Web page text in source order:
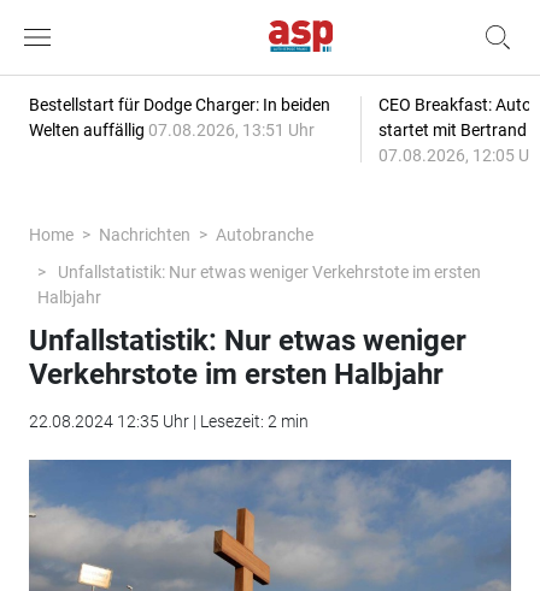
Bestellstart für Dodge Charger: In beiden
Welten auffällig 07.08.2026, 13:51 Uhr
CEO Breakfast:
startet mit Bertrand
07.08.2026, 12:05
Home Nachrichten
Autobranche
Unfallstatistik: Nur etwas weniger Verkehrstote im ersten
Halbjahr
Unfallstatistik: Nur etwas weniger
Verkehrstote im ersten Halbjahr
22.08.2024 12:35 Uhr | Lesezeit: 2 min